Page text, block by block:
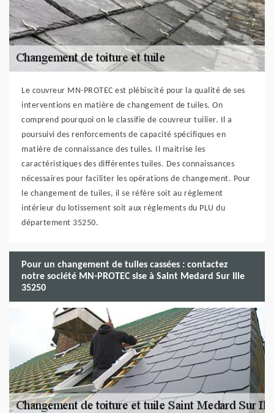
Le couvreur MN-PROTEC est plébiscité pour la qualité de ses
interventions en matière de changement de tuiles. On
comprend pourquoi on le classifie de couvreur tuilier. Il a
poursuivi des renforcements de capacité spécifiques en
matière de connaissance des tuiles. Il maitrise les
caractéristiques des différentes tuiles. Des connaissances
nécessaires pour faciliter les opérations de changement. Pour
le changement de tuiles, il se réfère soit au règlement
intérieur du lotissement soit aux règlements du PLU du
département 35250.
Pour un changement de tuiles cassées : contactez
notre société MN-PROTEC sise à Saint Medard Sur Ille
35250